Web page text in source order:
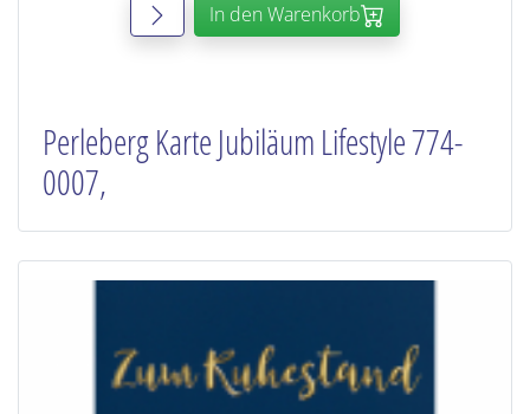
In den Warenkorb
Perleberg Karte Jubiläum Lifestyle 774-
0007,